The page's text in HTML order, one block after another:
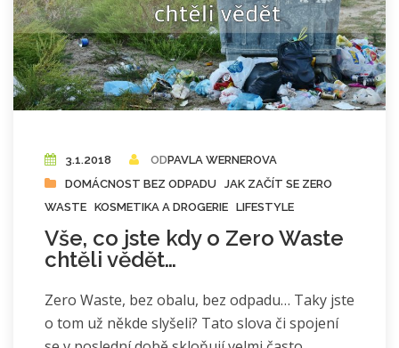
3.1.2018 ODPAVLA WERNEROVA
DOMÁCNOST BEZ ODPADU JAK ZAČÍT SE ZERO
WASTE KOSMETIKA A DROGERIE LIFESTYLE
Vše, co jste kdy o Zero Waste
chtěli vědět…
Zero Waste, bez obalu, bez odpadu… Taky jste
o tom už někde slyšeli? Tato slova či spojení